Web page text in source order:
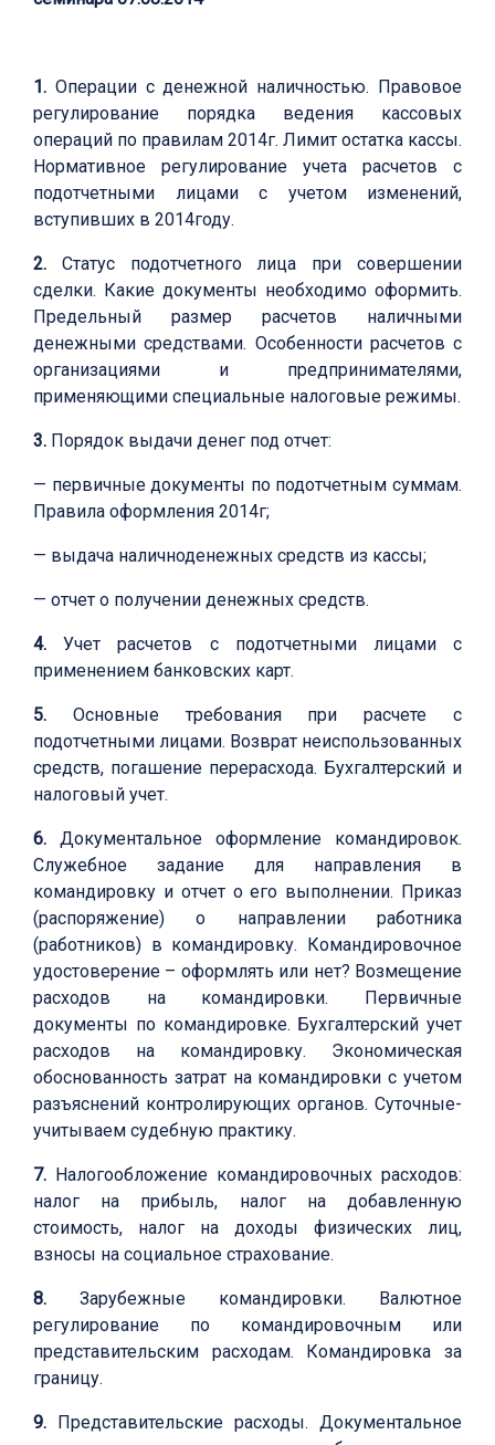
1. Операции с денежной наличностью. Правовое
регулирование порядка ведения кассовых
операций по правилам 2014г. Лимит остатка кассы.
Нормативное регулирование учета расчетов с
подотчетными лицами с учетом изменений,
вступивших в 2014году.
2. Статус подотчетного лица при совершении
сделки. Какие документы необходимо оформить.
Предельный размер расчетов наличными
денежными средствами. Особенности расчетов с
организациями и предпринимателями,
применяющими специальные налоговые режимы.
3. Порядок выдачи денег под отчет:
— первичные документы по подотчетным суммам.
Правила оформления 2014г;
— выдача наличноденежных средств из кассы;
— отчет о получении денежных средств.
4. Учет расчетов с подотчетными лицами с
применением банковских карт.
5. Основные требования при расчете с
подотчетными лицами. Возврат неиспользованных
средств, погашение перерасхода. Бухгалтерский и
налоговый учет.
6. Документальное оформление командировок.
Служебное задание для направления в
командировку и отчет о его выполнении. Приказ
(распоряжение) о направлении работника
(работников) в командировку. Командировочное
удостоверение – оформлять или нет? Возмещение
расходов на командировки. Первичные
документы по командировке. Бухгалтерский учет
расходов на командировку. Экономическая
обоснованность затрат на командировки с учетом
разъяснений контролирующих органов. Суточные-
учитываем судебную практику.
7. Налогообложение командировочных расходов:
налог на прибыль, налог на добавленную
стоимость, налог на доходы физических лиц,
взносы на социальное страхование.
8. Зарубежные командировки. Валютное
регулирование по командировочным или
представительским расходам. Командировка за
границу.
9. Представительские расходы. Документальное